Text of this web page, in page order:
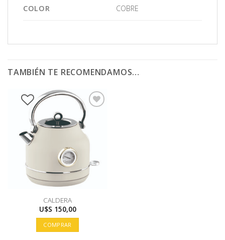
COLOR COBRE
TAMBIÉN TE RECOMENDAMOS…
CALDERA
U$S 150,00
COMPRAR